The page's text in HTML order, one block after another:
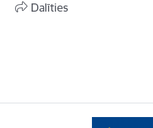
Dalīties